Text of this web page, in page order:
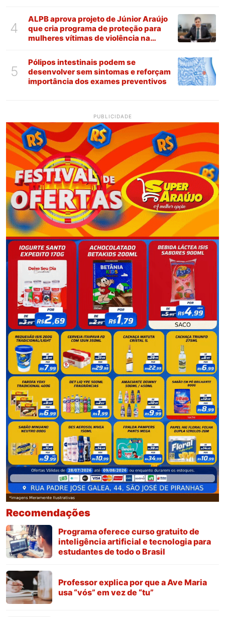
4
ALPB aprova projeto de Júnior Araújo
que cria programa de proteção para
mulheres vítimas de violência na
5
Pólipos intestinais podem se
desenvolver sem sintomas e reforçam
importância dos exames preventivos
PUBLICIDADE
Recomendações
Programa oferece curso gratuito de
inteligência artificial e tecnologia para
estudantes de todo o Brasil
Professor explica por que a Ave Maria
usa “vós” em vez de “tu”